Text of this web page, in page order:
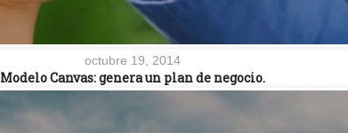
octubre 19, 2014
Modelo Canvas: genera un plan de negocio.